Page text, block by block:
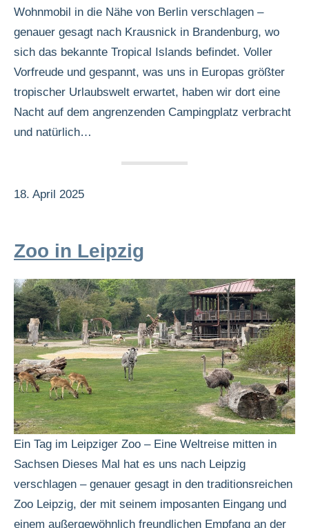
Wohnmobil in die Nähe von Berlin verschlagen –
genauer gesagt nach Krausnick in Brandenburg, wo
sich das bekannte Tropical Islands befindet. Voller
Vorfreude und gespannt, was uns in Europas größter
tropischer Urlaubswelt erwartet, haben wir dort eine
Nacht auf dem angrenzenden Campingplatz verbracht
und natürlich…
18. April 2025
Zoo in Leipzig
Ein Tag im Leipziger Zoo – Eine Weltreise mitten in
Sachsen Dieses Mal hat es uns nach Leipzig
verschlagen – genauer gesagt in den traditionsreichen
Zoo Leipzig, der mit seinem imposanten Eingang und
einem außergewöhnlich freundlichen Empfang an der